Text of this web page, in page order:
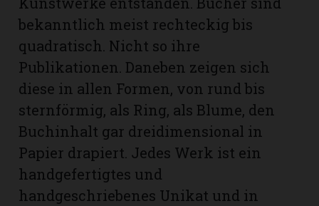
bekanntlich meist rechteckig bis
quadratisch. Nicht so ihre
Publikationen. Daneben zeigen sich
diese in allen Formen, von rund bis
sternförmig, als Ring, als Blume, den
Buchinhalt gar dreidimensional in
Papier drapiert. Jedes Werk ist ein
handgefertigtes und
handgeschriebenes Unikat und in